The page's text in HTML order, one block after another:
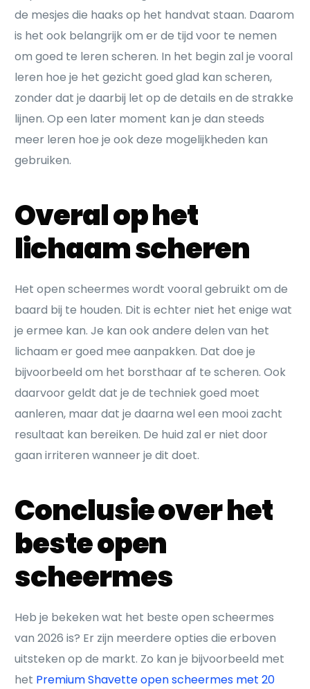
de mesjes die haaks op het handvat staan. Daarom
is het ook belangrijk om er de tijd voor te nemen
om goed te leren scheren. In het begin zal je vooral
leren hoe je het gezicht goed glad kan scheren,
zonder dat je daarbij let op de details en de strakke
lijnen. Op een later moment kan je dan steeds
meer leren hoe je ook deze mogelijkheden kan
gebruiken.
Overal op het
lichaam scheren
Het open scheermes wordt vooral gebruikt om de
baard bij te houden. Dit is echter niet het enige wat
je ermee kan. Je kan ook andere delen van het
lichaam er goed mee aanpakken. Dat doe je
bijvoorbeeld om het borsthaar af te scheren. Ook
daarvoor geldt dat je de techniek goed moet
aanleren, maar dat je daarna wel een mooi zacht
resultaat kan bereiken. De huid zal er niet door
gaan irriteren wanneer je dit doet.
Conclusie over het
beste open
scheermes
Heb je bekeken wat het beste open scheermes
van 2026 is? Er zijn meerdere opties die erboven
uitsteken op de markt. Zo kan je bijvoorbeeld met
het Premium Shavette open scheermes met 20